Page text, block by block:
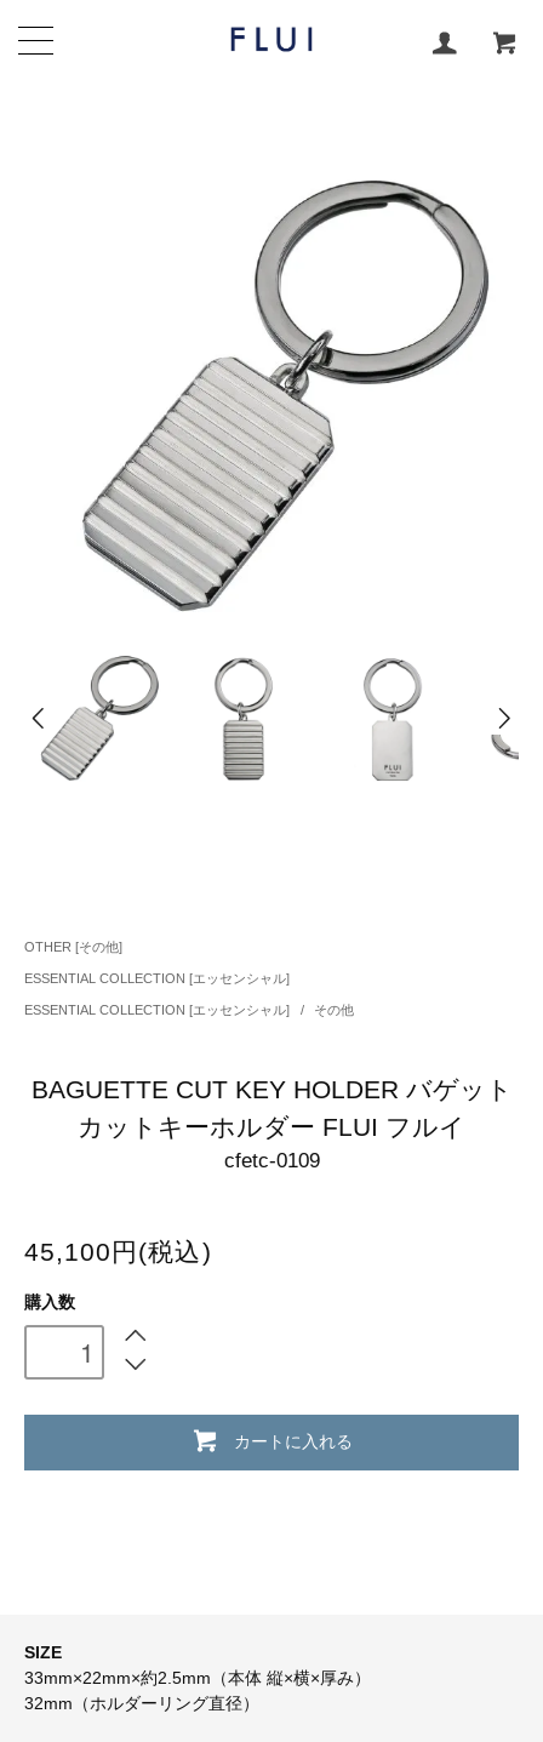
OTHER [その他]
ESSENTIAL COLLECTION [エッセンシャル]
ESSENTIAL COLLECTION [エッセンシャル] / その他
BAGUETTE CUT KEY HOLDER バゲット
カットキーホルダー FLUI フルイ
cfetc-0109
45,100円(税込)
購入数
カートに入れる
SIZE
33mm×22mm×約2.5mm（本体 縦×横×厚み）
32mm（ホルダーリング直径）